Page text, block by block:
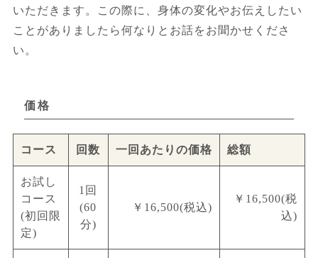
いただきます。この際に、身体の変化やお伝えしたい
ことがありましたら何なりとお話をお聞かせくださ
い。
価格
コース 回数 一回あたりの価格 総額
お試し
コース
(初回限
定)
1回
(60
分)
￥16,500(税込)
￥16,500(税
込)